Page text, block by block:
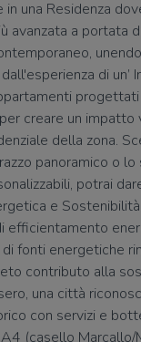
una Residenza
avanzata a portata
di un’
creare un impatto
della zona.
panoramico o lo
potrai
e
efficientamento
fonti energetiche
contributo alla
una città
con servizi e
(casello Marcallo/